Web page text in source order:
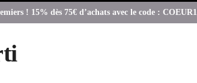
! 15% dès 75€ d’achats avec le code :